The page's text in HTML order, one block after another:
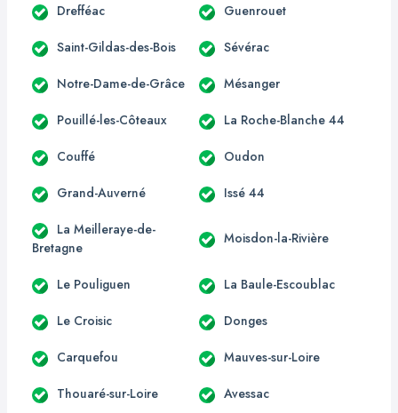
Drefféac Guenrouet
Saint-Gildas-des-Bois Sévérac
Notre-Dame-de-Grâce Mésanger
Pouillé-les-Côteaux La Roche-Blanche 44
Couffé Oudon
Grand-Auverné Issé 44
La Meilleraye-de-
Bretagne
Moisdon-la-Rivière
Le Pouliguen La Baule-Escoublac
Le Croisic Donges
Carquefou Mauves-sur-Loire
Thouaré-sur-Loire Avessac